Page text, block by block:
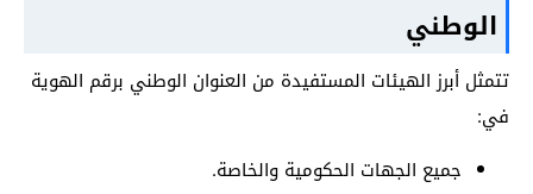
الوطني
تتمثل أبرز الهيئات المستفيدة من العنوان الوطني برقم الهوية
في:
جميع الجهات الحكومية والخاصة.